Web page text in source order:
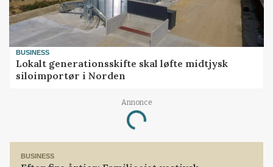
BUSINESS
Lokalt generationsskifte skal løfte midtjysk
siloimportør i Norden
Annonce
Loading...
BUSINESS